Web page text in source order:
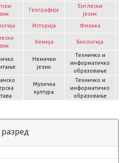
Географија
Енглески
језик
Историја Физика
Хемија Биологија
Немачки
језик
Техничко и
информатичко
образовање
Музичка
култура
Техничко и
информатичко
образовање
разред